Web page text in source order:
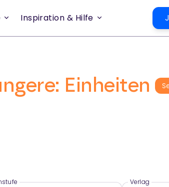
Inspiration & Hilfe
Einheiten
Verlag